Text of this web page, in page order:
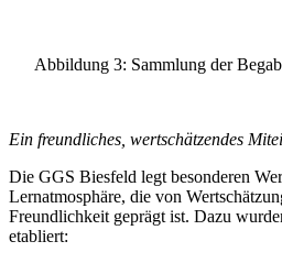
Abbildung 3: Sammlung der
Ein freundliches, wertschätzendes
Die GGS Biesfeld legt besonderen
Lernatmosphäre, die von
Freundlichkeit geprägt ist. Dazu
etabliert: